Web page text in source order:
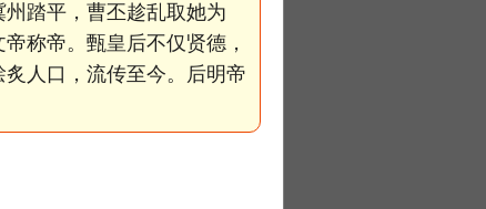
踏平，曹丕趁乱取她为
称帝。甄皇后不仅贤德，
人口，流传至今。后明帝